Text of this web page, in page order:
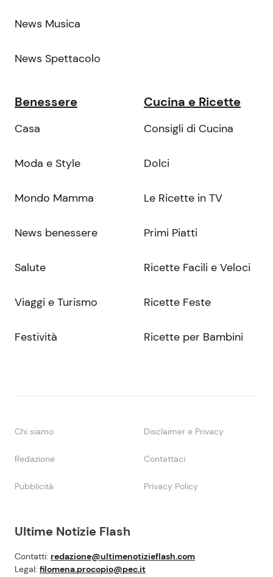
Ultime Notizie Flash
Contatti: redazione@ultimenotizieflash.com
Legal: filomena.procopio@pec.it
News Musica
News Spettacolo
Benessere
Casa
Moda e Style
Mondo Mamma
News benessere
Salute
Viaggi e Turismo
Festività
Cucina e Ricette
Consigli di Cucina
Dolci
Le Ricette in TV
Primi Piatti
Ricette Facili e Veloci
Ricette Feste
Ricette per Bambini
Chi siamo Disclaimer e Privacy
Redazione Contattaci
Pubblicità Privacy Policy